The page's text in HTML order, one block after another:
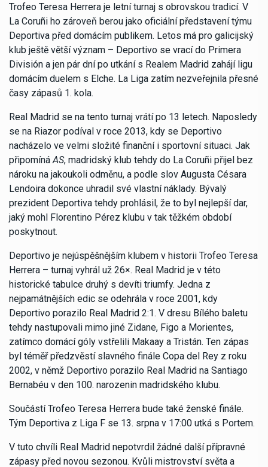
Trofeo Teresa Herrera je letní turnaj s obrovskou tradicí. V
La Coruñi ho zároveň berou jako oficiální představení týmu
Deportiva před domácím publikem. Letos má pro galicijský
klub ještě větší význam – Deportivo se vrací do Primera
División a jen pár dní po utkání s Realem Madrid zahájí ligu
domácím duelem s Elche. La Liga zatím nezveřejnila přesné
časy zápasů 1. kola.
Real Madrid se na tento turnaj vrátí po 13 letech. Naposledy
se na Riazor podíval v roce 2013, kdy se Deportivo
nacházelo ve velmi složité finanční i sportovní situaci. Jak
připomíná AS, madridský klub tehdy do La Coruñi přijel bez
nároku na jakoukoli odměnu, a podle slov Augusta Césara
Lendoira dokonce uhradil své vlastní náklady. Bývalý
prezident Deportiva tehdy prohlásil, že to byl nejlepší dar,
jaký mohl Florentino Pérez klubu v tak těžkém období
poskytnout.
Deportivo je nejúspěšnějším klubem v historii Trofeo Teresa
Herrera – turnaj vyhrál už 26×. Real Madrid je v této
historické tabulce druhý s devíti triumfy. Jedna z
nejpamátnějších edic se odehrála v roce 2001, kdy
Deportivo porazilo Real Madrid 2:1. V dresu Bílého baletu
tehdy nastupovali mimo jiné Zidane, Figo a Morientes,
zatímco domácí góly vstřelili Makaay a Tristán. Ten zápas
byl téměř předzvěstí slavného finále Copa del Rey z roku
2002, v němž Deportivo porazilo Real Madrid na Santiago
Bernabéu v den 100. narozenin madridského klubu.
Součástí Trofeo Teresa Herrera bude také ženské finále.
Tým Deportiva z Liga F se 13. srpna v 17:00 utká s Portem.
V tuto chvíli Real Madrid nepotvrdil žádné další přípravné
zápasy před novou sezonou. Kvůli mistrovství světa a